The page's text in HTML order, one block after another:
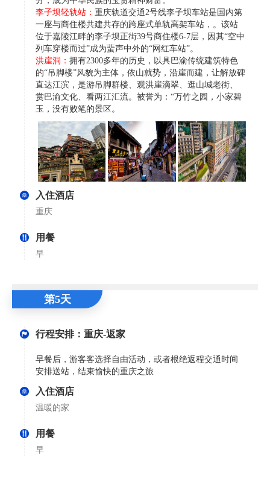
李子坝轻轨站： 重庆轨道交通2号线李子坝车站是国内第
一座与商住楼共建共存的跨座式单轨高架车站，。该站
位于嘉陵江畔的李子坝正街39号商住楼6-7层，因其“空中
列车穿楼而过”成为蜚声中外的“网红车站”。
洪崖洞： 拥有2300多年的历史，以具巴渝传统建筑特色
的“吊脚楼”风貌为主体，依山就势，沿崖而建，让解放碑
直达江滨，是游吊脚群楼、观洪崖滴翠、逛山城老街、
赏巴渝文化、看两江汇流。被誉为：“万竹之园，小家碧
玉，没有败笔的景区。
入住酒店
重庆
用餐
早
第5天
行程安排：重庆-返家
早餐后，游客客选择自由活动，或者根绝返程交通时间
安排送站，结束愉快的重庆之旅
入住酒店
温暖的家
用餐
早